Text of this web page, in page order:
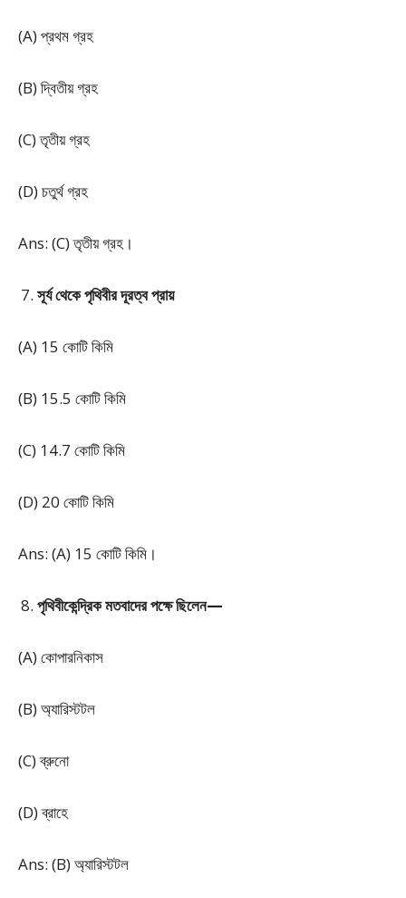
(A) প্রথম গ্রহ
(B) দ্বিতীয় গ্রহ
(C) তৃতীয় গ্রহ
(D) চতুর্থ গ্রহ
Ans: (C) তৃতীয় গ্রহ।
সূর্য থেকে পৃথিবীর দূরত্ব প্রায়
(A) 15 কোটি কিমি
(B) 15.5 কোটি কিমি
(C) 14.7 কোটি কিমি
(D) 20 কোটি কিমি
Ans: (A) 15 কোটি কিমি।
পৃথিবীকেন্দ্রিক মতবাদের পক্ষে ছিলেন—
(A) কোপারনিকাস
(B) অ্যারিস্টটল
(C) ব্রুনো
(D) ব্রাহে
Ans: (B) অ্যারিস্টটল